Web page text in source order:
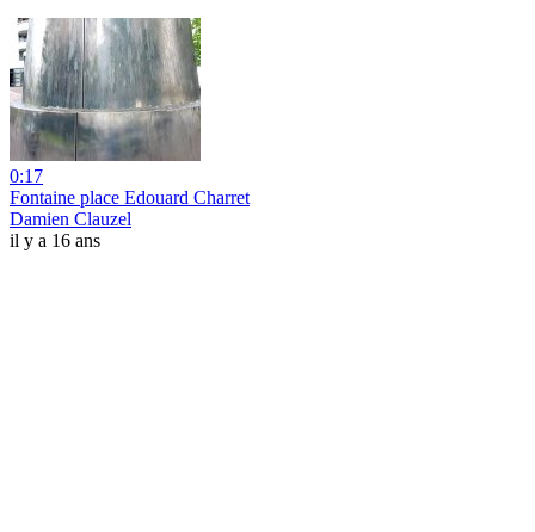
0:17
Fontaine place Edouard Charret
Damien Clauzel
il y a 16 ans